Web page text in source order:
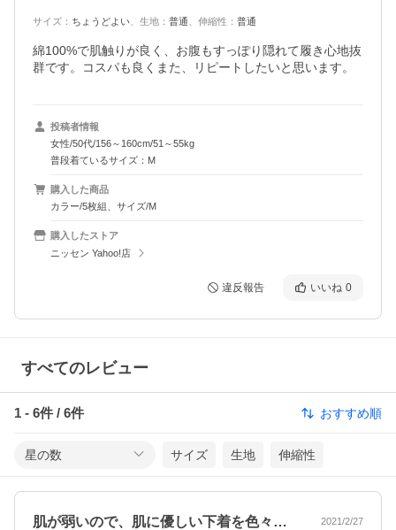
サイズ ： ちょうどよい 生地 ： 普通 伸縮性 ： 普通
綿100%で肌触りが良く、お腹もすっぽり隠れて履き心地抜
群です。コスパも良くまた、リピートしたいと思います。
投稿者情報
女性/50代/156～160cm/51～55kg
普段着ているサイズ：M
購入した商品
カラー/5枚組、サイズ/M
購入したストア
ニッセン Yahoo!店
違反報告 いいね 0
すべてのレビュー
1 - 6件 / 6件 おすすめ順
星の数 サイズ 生地 伸縮性
肌が弱いので、肌に優しい下着を色々試し… 2021/2/27